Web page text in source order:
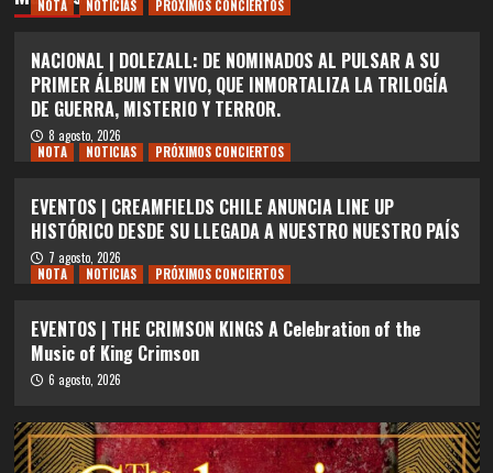
NOTA NOTICIAS PRÓXIMOS CONCIERTOS
NACIONAL | DOLEZALL: DE NOMINADOS AL PULSAR A SU
PRIMER ÁLBUM EN VIVO, QUE INMORTALIZA LA TRILOGÍA
DE GUERRA, MISTERIO Y TERROR.
8 agosto, 2026
NOTA
NOTICIAS PRÓXIMOS CONCIERTOS
EVENTOS | CREAMFIELDS CHILE ANUNCIA LINE UP
HISTÓRICO DESDE SU LLEGADA A NUESTRO NUESTRO PAÍS
7 agosto, 2026
NOTA
NOTICIAS PRÓXIMOS CONCIERTOS
EVENTOS | THE CRIMSON KINGS A Celebration of the
Music of King Crimson
6 agosto, 2026